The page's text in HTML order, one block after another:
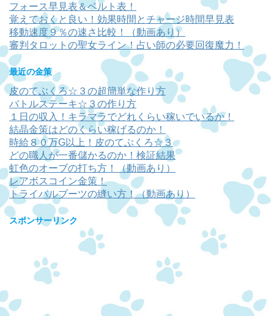
フォース早見表＆ベルト表！
覚えておくと良い！効果時間とチャージ時間早見表
移動速度９％の速さ比較！（動画あり）
審判タロットの聖女ライン！占い師の必要回復魔力！
最近の金策
皮のてぶくろ☆３の超簡単な作り方
バトルステーキ☆３の作り方
１日の収入！キラマラでどれくらい稼いでいるか！
結晶金策はどのくらい稼げるのか！
時給８０万G以上！皮のてぶくろ☆３
どの職人が一番儲かるのか！検証結果
虹色のオーブの打ち方！（動画あり）
レアボスコイン金策！
トライバルブーツの縫い方！（動画あり）
スポンサーリンク